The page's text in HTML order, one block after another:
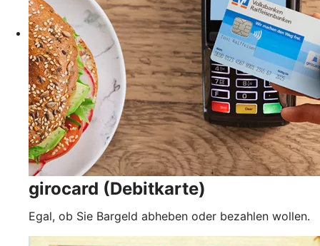
girocard (Debitkarte)
Egal, ob Sie Bargeld abheben oder bezahlen wollen.